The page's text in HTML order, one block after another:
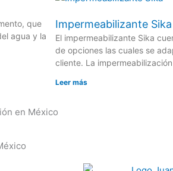
que
agua y la
Impermeabilizante Sika
El impermeabilizante Sika
de opciones las cuales se
cliente. La
Leer más
en México